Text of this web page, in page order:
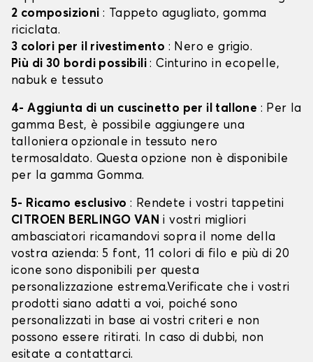
2 composizioni : Tappeto agugliato, gomma
riciclata.
3 colori per il rivestimento : Nero e grigio.
Più di 30 bordi possibili: Cinturino in ecopelle,
nabuk e tessuto
4- Aggiunta di un cuscinetto per il tallone : Per la
gamma Best, è possibile aggiungere una
talloniera opzionale in tessuto nero
termosaldato. Questa opzione non è disponibile
per la gamma Gomma.
5- Ricamo esclusivo : Rendete i vostri tappetini
CITROEN BERLINGO VAN i vostri migliori
ambasciatori ricamandovi sopra il nome della
vostra azienda: 5 font, 11 colori di filo e più di 20
icone sono disponibili per questa
personalizzazione estrema.Verificate che i vostri
prodotti siano adatti a voi, poiché sono
personalizzati in base ai vostri criteri e non
possono essere ritirati. In caso di dubbi, non
esitate a contattarci.